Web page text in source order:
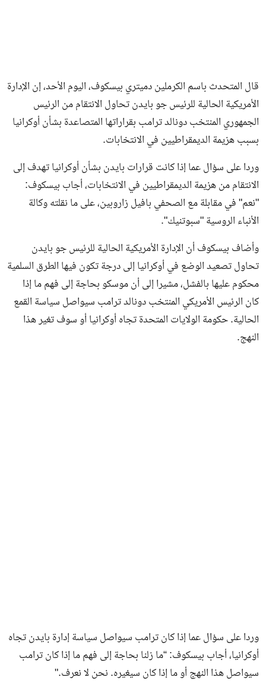
قال المتحدث باسم الكرملين دميتري بيسكوف، اليوم الأحد، إن الإدارة
الأمريكية الحالية للرئيس جو بايدن تحاول الانتقام من الرئيس
الجمهوري المنتخب دونالد ترامب بقراراتها المتصاعدة بشأن أوكرانيا
بسبب هزيمة الديمقراطيين في الانتخابات.
وردا على سؤال عما إذا كانت قرارات بايدن بشأن أوكرانيا تهدف إلى
الانتقام من هزيمة الديمقراطيين في الانتخابات، أجاب بيسكوف:
"نعم" في مقابلة مع الصحفي بافيل زاروبين، على ما نقلته وكالة
الأنباء الروسية "سبوتنيك".
وأضاف بيسكوف أن الإدارة الأمريكية الحالية للرئيس جو بايدن
تحاول تصعيد الوضع في أوكرانيا إلى درجة تكون فيها الطرق السلمية
محكوم عليها بالفشل، مشيرا إلى أن موسكو بحاجة إلى فهم ما إذا
كان الرئيس الأمريكي المنتخب دونالد ترامب سيواصل سياسة القمع
الحالية. حكومة الولايات المتحدة تجاه أوكرانيا أو سوف تغير هذا
النهج.
وردا على سؤال عما إذا كان ترامب سيواصل سياسة إدارة بايدن تجاه
أوكرانيا، أجاب بيسكوف: “ما زلنا بحاجة إلى فهم ما إذا كان ترامب
سيواصل هذا النهج أو ما إذا كان سيغيره. نحن لا نعرف."